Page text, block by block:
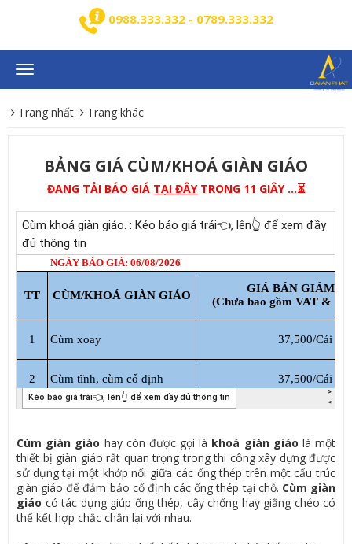
0988.333.332 - 0789.333.332
Toggle
navigation
Trang nhất
Trang khác
BẢNG GIÁ CÙM/KHOÁ GIÀN GIÁO
ĐANG TẢI BÁO GIÁ TẠI ĐÂYTRONG 11 GIÂY ...⏳
Cùm giàn giáo hay còn được gọi là khoá giàn giáo là một
thiết bị giàn giáo rất quan trọng trong thi công xây dựng được
sử dụng tại một khớp nối giữa các ống thép trên một cấu trúc
giàn giáo để đảm bảo cố định các ống thép tại chỗ. Cùm giàn
giáo có tác dụng giúp ống thép, cây chống hay giằng chéo có
thể kết hợp chắc chắn lại với nhau.